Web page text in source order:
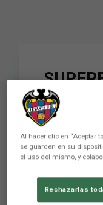
ya se
Al hacer clic en “Aceptar
se guarden en su
el uso del mismo, y
Rechazarlas